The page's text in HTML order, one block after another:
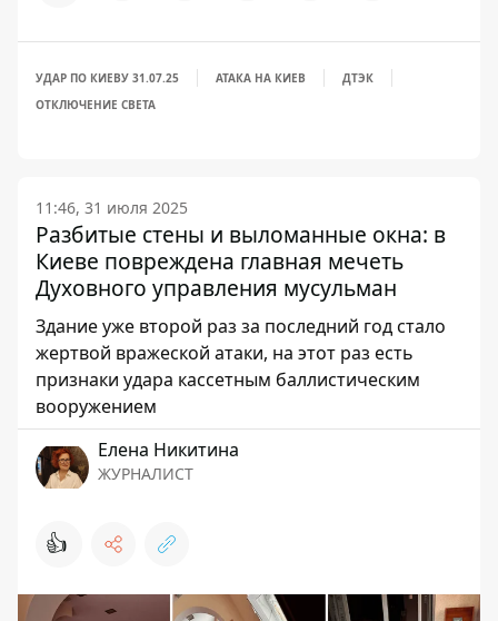
УДАР ПО КИЕВУ 31.07.25 АТАКА НА КИЕВ
ДТЭК
ОТКЛЮЧЕНИЕ СВЕТА
11:46, 31 июля 2025
Разбитые стены и выломанные окна: в
Киеве повреждена главная мечеть
Духовного управления мусульман
Здание уже второй раз за последний год стало
жертвой вражеской атаки, на этот раз есть
признаки удара кассетным баллистическим
вооружением
Елена Никитина
ЖУРНАЛИСТ
👍